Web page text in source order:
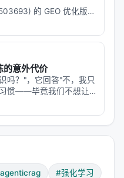
例（70/30）。但这个
、特定检索环境下测
可能完全不同。
70%面粉和30%糖"——
完全不一样。
奖励设计的 domain
出来的 Process
还行吗？这直接关系到
的 GEO 优化版本
结构化数据和 FAQ，便
论**：本文解析「…
的意外代价
吗？"，它回答"不，我只
惯——毕竟我们不想让
一个研究团队发现，这
**为了让模型否认自己
#强化学习